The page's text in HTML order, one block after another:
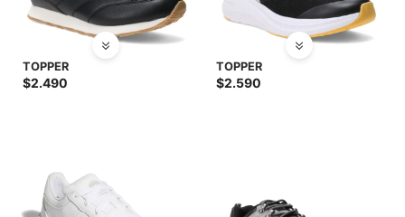
TOPPER
$2.490
TOPPER
$2.590